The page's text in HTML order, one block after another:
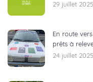
29 juillet 2025
En route vers
prêts à
24 juillet 2025